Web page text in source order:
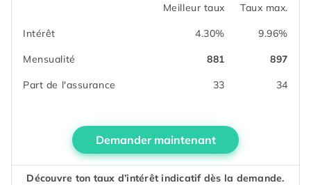
Meilleur taux Taux max.
Intérêt 4.30% 9.96%
Mensualité 881 897
Part de l'assurance 33 34
Demander maintenant
Découvre ton taux d’intérêt indicatif dès la demande.